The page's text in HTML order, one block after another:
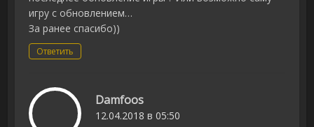
игру с обновлением…
За ранее спасибо))
Ответить
Damfoos
12.04.2018 в 05:50